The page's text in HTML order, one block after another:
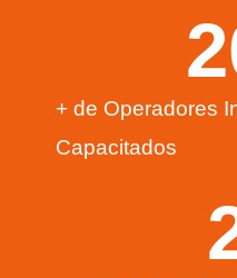
+ de Operadores
Capacitados